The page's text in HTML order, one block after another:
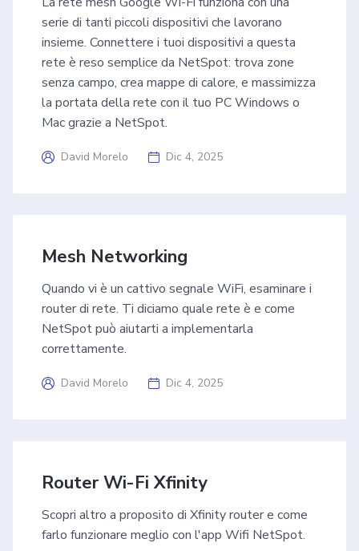
serie di tanti piccoli dispositivi che lavorano
insieme. Connettere i tuoi dispositivi a questa
rete è reso semplice da NetSpot: trova zone
senza campo, crea mappe di calore, e massimizza
la portata della rete con il tuo PC Windows o
Mac grazie a NetSpot.
David Morelo Dic 4, 2025
Mesh Networking
Quando vi è un cattivo segnale WiFi, esaminare i
router di rete. Ti diciamo quale rete è e come
NetSpot può aiutarti a implementarla
correttamente.
David Morelo Dic 4, 2025
Router Wi-Fi Xfinity
Scopri altro a proposito di Xfinity router e come
farlo funzionare meglio con l'app Wifi NetSpot.